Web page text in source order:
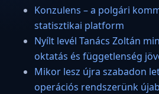
Konzulens – a polgári
statisztikai platform
Nyílt levél Tanács Zoltán
oktatás és függetlenség
Mikor lesz újra szabadon
operációs rendszerünk